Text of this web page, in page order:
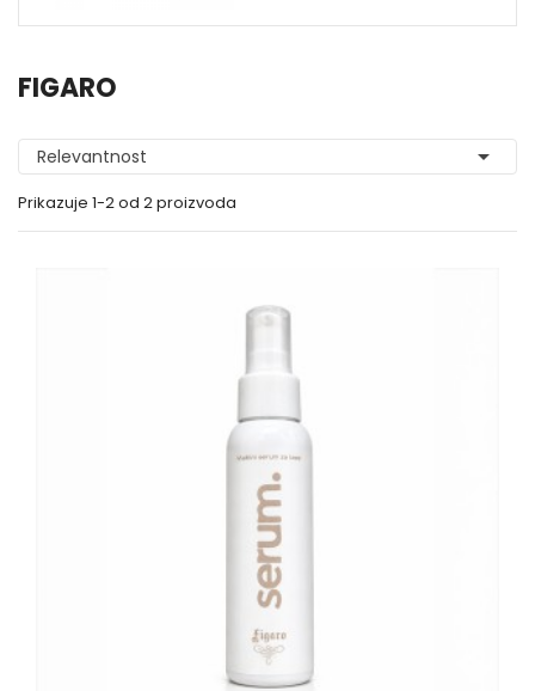
FIGARO
Relevantnost 
Prikazuje 1-2 od 2 proizvoda